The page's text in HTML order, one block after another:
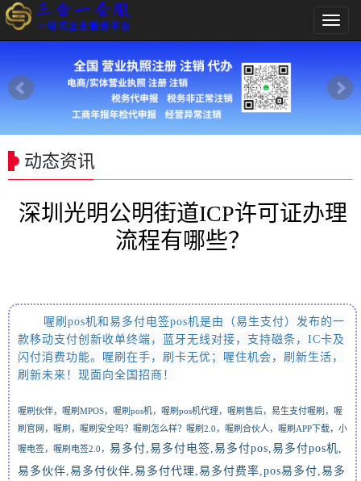
导
航
动态资讯
深圳光明公明街道ICP许可证办理
流程有哪些？
喔刷pos机和易多付电签pos机是由 （易生支付） 发布的一
款移动支付创新收单终端，蓝牙无线对接，支持磁条，IC卡及
闪付消费功能。喔刷在手，刷卡无优；喔住机会，刷新生活，
刷新未来！现面向全国招商 ！
喔刷伙伴，喔刷 MPOS，喔刷pos机， 喔刷pos机代理， 喔刷售后，易生支付喔刷，喔
刷官网，喔刷，喔刷安全吗？喔刷怎么样？喔刷2.0，喔刷合伙人，喔刷APP下载， 小
喔电签，喔刷电签2.0， 易多付,易多付电签,易多付pos,易多付pos机,
易多伙伴,易多付伙伴,易多付代理 ,易多付费率,pos易多付,易多